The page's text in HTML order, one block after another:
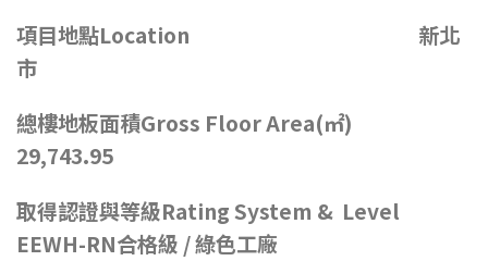
項目地點Location 新北
市
總樓地板面積Gross Floor Area(㎡)
29,743.95
取得認證與等級Rating System & Level
EEWH-RN合格級 / 綠色工廠